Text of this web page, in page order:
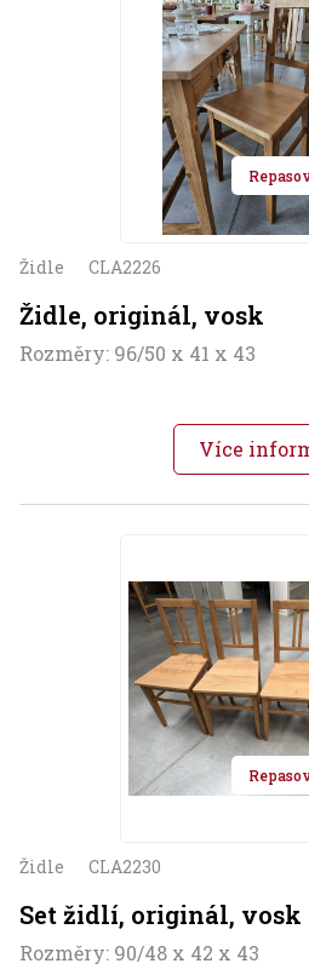
Židle CLA2226
Židle, originál, vosk
Rozměry: 96/50 x 41 x 43
Více
Židle CLA2230
Set židlí, originál, vosk
Rozměry: 90/48 x 42 x 43